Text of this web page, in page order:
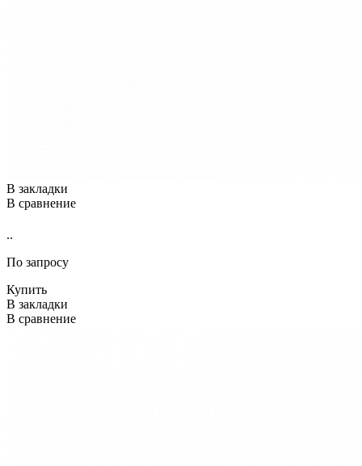
В закладки
В сравнение
..
По запросу
Купить
В закладки
В сравнение